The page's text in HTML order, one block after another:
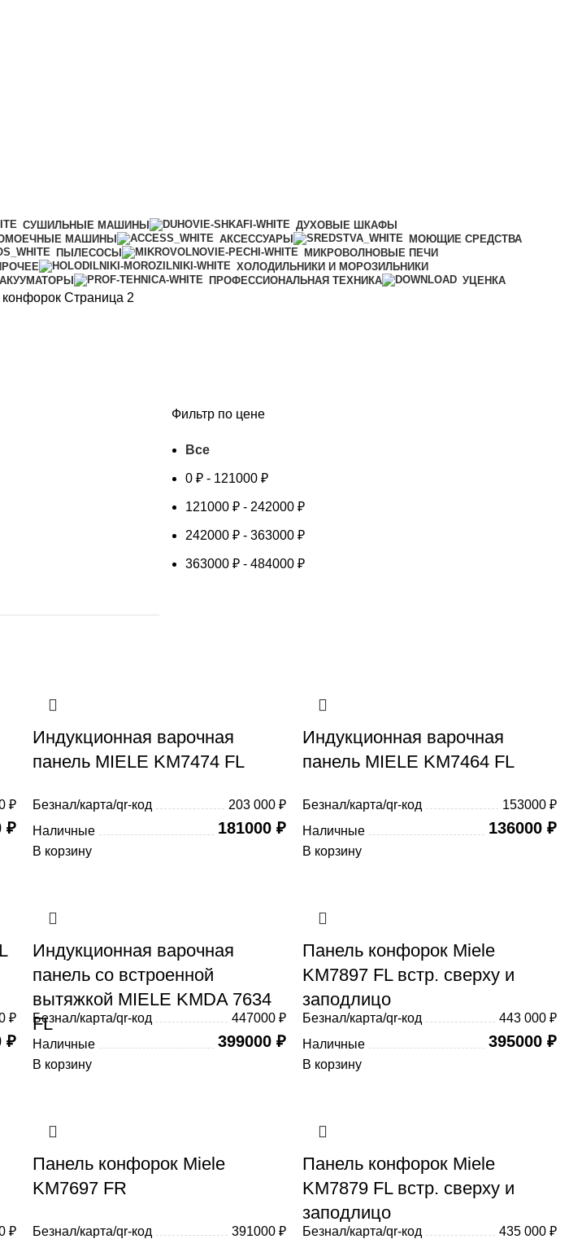
СУШИЛЬНЫЕ МАШИНЫ
ДУХОВЫЕ ШКАФЫ
МАШИНЫ АКСЕССУАРЫ
МОЮЩИЕ СРЕДСТВА
ПЫЛЕСОСЫ
МИКРОВОЛНОВЫЕ ПЕЧИ
ХОЛОДИЛЬНИКИ И МОРОЗИЛЬНИКИ
ПРОФЕССИОНАЛЬНАЯ ТЕХНИКА УЦЕНКА
Страница 2
Фильтр по цене
Все
0 ₽ - 121000 ₽
121000 ₽ - 242000 ₽
242000 ₽ - 363000 ₽
363000 ₽ - 484000 ₽
₽
₽
Индукционная варочная
панель MIELE KM7474 FL
Безнал/карта/qr-код
203 000 ₽
Наличные
181000₽
В корзину
Индукционная варочная
панель MIELE KM7464 FL
Безнал/карта/qr-код
153000 ₽
Наличные
136000 ₽
В корзину
₽
₽
Индукционная варочная
панель со встроенной
вытяжкой MIELE KMDA 7634
FL
Безнал/карта/qr-код
447000 ₽
Наличные
399000₽
В корзину
Панель конфорок Miele
KM7897 FL встр. сверху и
заподлицо
Безнал/карта/qr-код
443 000 ₽
Наличные
395000 ₽
В корзину
₽
Панель конфорок Miele
KM7697 FR
Безнал/карта/qr-код
391000 ₽
Панель конфорок Miele
KM7879 FL встр. сверху и
заподлицо
Безнал/карта/qr-код
435 000 ₽